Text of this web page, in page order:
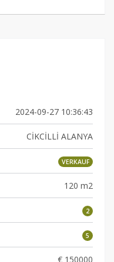
2024-09-27 10:36:43
CİKCİLLİ ALANYA
VERKAUF
120 m2
2
5
€ 150000